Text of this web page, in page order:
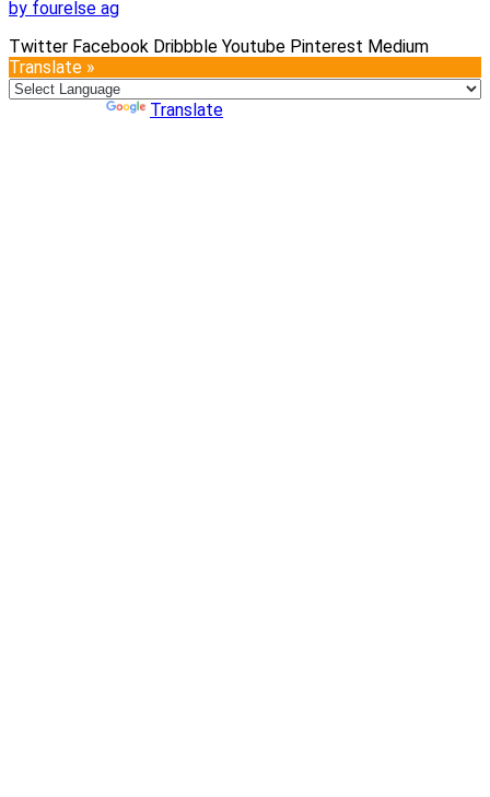
by fourelse ag
Twitter Facebook Dribbble Youtube Pinterest Medium
Translate »
Translate